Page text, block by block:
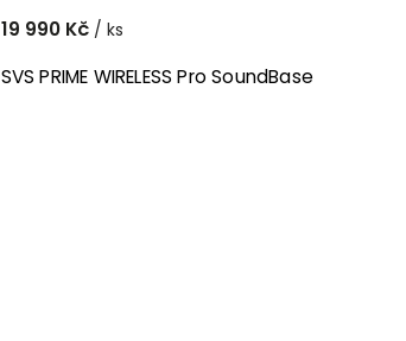
SVS PRIME WIRELESS Pro SoundBase
19 990 Kč / ks